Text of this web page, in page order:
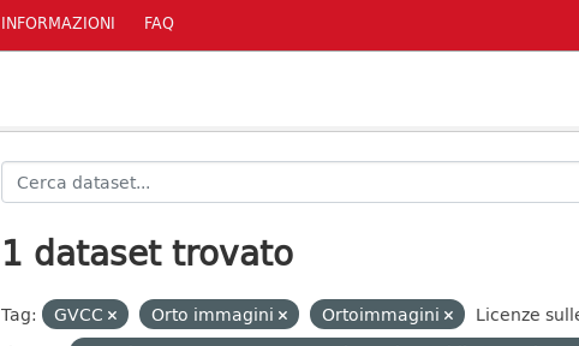
INFORMAZIONI FAQ
1 dataset trovato
Tag: GVCC Orto immagini Ortoimmagini
Licenze